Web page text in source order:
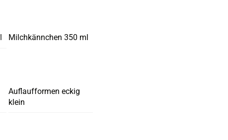
Milchkännchen 350 ml
Auflaufformen eckig
klein